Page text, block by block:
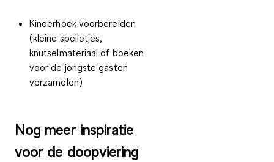
Kinderhoek voorbereiden
(kleine spelletjes,
knutselmateriaal of boeken
voor de jongste gasten
verzamelen)
Nog meer inspiratie
voor de doopviering